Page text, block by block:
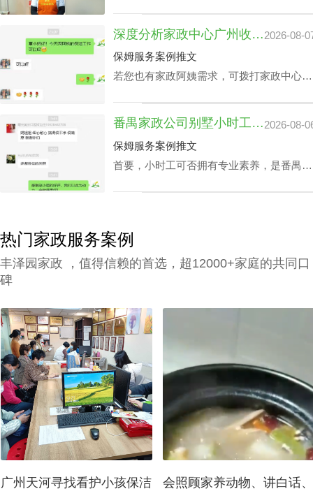
职。 2、为保障客户权利，需对家政管家做
一丝不苟背景调查，完成实名核查、犯罪记
录验证、个人信用报告查询等。 3、广州高
选项，为所有的顾客筹办家政管家方案。
4、要与所有的顾客签署条约，提供项目及
广州家政中心流程价位需列明。
深度分析家政中心广州收费与业务技能专长关系2026-08-
保姆服务案例推文
若您也有家政阿姨需求，可拨打家政中心广
姨。
番禺家政公司别墅小时工收费会因雇主要求而变动？2026-08-
保姆服务案例推文
首要，小时工可否拥有专业素养，是番禺家
公司别墅小时工收费都是紧密依赖的。
热门家政服务案例
丰泽园家政 ，值得信赖的首选，超12000+家庭的共同口
碑
广州天河寻找看护小孩保洁
会照顾家养动物、讲白话、